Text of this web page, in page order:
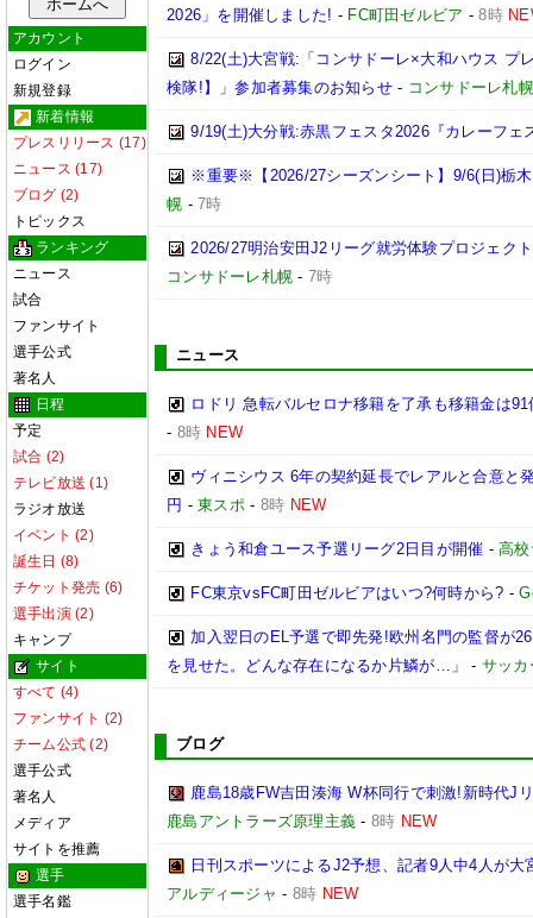
アカウント
ログイン
新規登録
新着情報
プレスリリース (17)
ニュース (17)
ブログ (2)
トピックス
ランキング
ニュース
試合
ファンサイト
選手公式
著名人
日程
予定
試合 (2)
テレビ放送 (1)
ラジオ放送
イベント (2)
誕生日 (8)
チケット発売 (6)
選手出演 (2)
キャンプ
サイト
すべて (4)
ファンサイト (2)
チーム公式 (2)
選手公式
著名人
メディア
サイトを推薦
選手
選手名鑑
2026」を開催しました! - FC町田ゼルビア -8時
8/22(土)大宮戦:「コンサドーレ×大和ハウス プ
検隊!】」参加者募集のお知らせ - コンサドーレ札幌
9/19(土)大分戦:赤黒フェスタ2026『カレーフェ
※重要※【2026/27シーズンシート】9/6(日)栃
幌 -7時
2026/27明治安田J2リーグ就労体験プロジェク
コンサドーレ札幌 - 7時
ニュース
ロドリ 急転バルセロナ移籍を了承も移籍金は
- 8時 NEW
ヴィニシウス 6年の契約延長でレアルと合意
円 -東スポ- 8時 NEW
きょう和倉ユース予選リーグ2日目が開催 -高
FC東京vsFC町田ゼルビアはいつ?何時から? -
加入翌日のEL予選で即先発!欧州名門の監督が
を見せた。どんな存在になるか片鱗が…」
- サッカ
ブログ
鹿島18歳FW吉田湊海 W杯同行で刺激!新時代J
鹿島アントラーズ原理主義 -8時 NEW
日刊スポーツによるJ2予想、記者9人中4人が大
アルディージャ - 8時 NEW